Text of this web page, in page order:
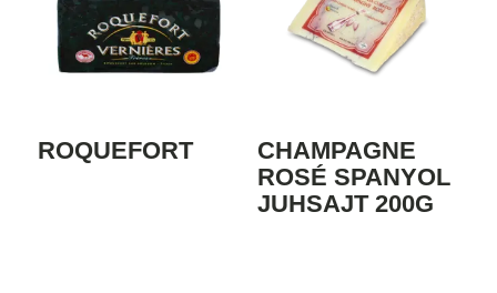
ROQUEFORT
CHAMPAGNE
ROSÉ SPANYOL
JUHSAJT 200G